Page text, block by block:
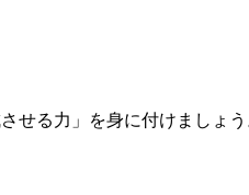
せる力」を身に付けましょう